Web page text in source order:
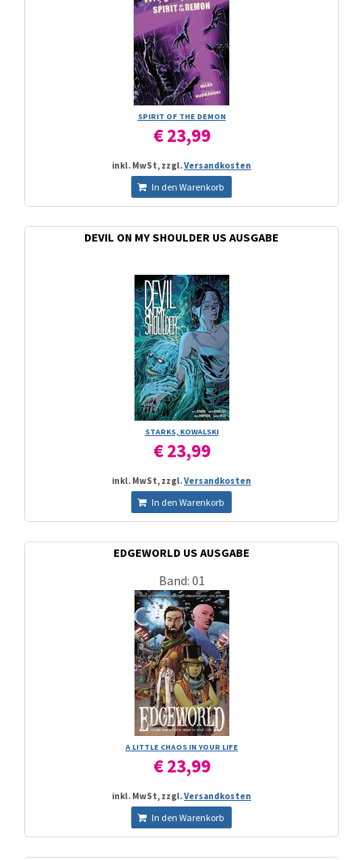
SPIRIT OF THE DEMON
€ 23,99
inkl. MwSt, zzgl.Versandkosten
In den Warenkorb
DEVIL ON MY SHOULDER US AUSGABE
STARKS, KOWALSKI
€ 23,99
inkl. MwSt, zzgl.Versandkosten
In den Warenkorb
EDGEWORLD US AUSGABE
Band: 01
A LITTLE CHAOS IN YOUR LIFE
€ 23,99
inkl. MwSt, zzgl.Versandkosten
In den Warenkorb